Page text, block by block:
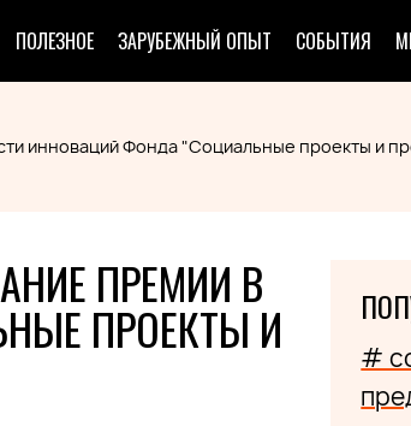
ПОЛЕЗНОЕ ЗАРУБЕЖНЫЙ ОПЫТ СОБЫТИЯ
инноваций Фонда "Социальные проекты и
ПРЕМИИ В
ПРОЕКТЫ И
#